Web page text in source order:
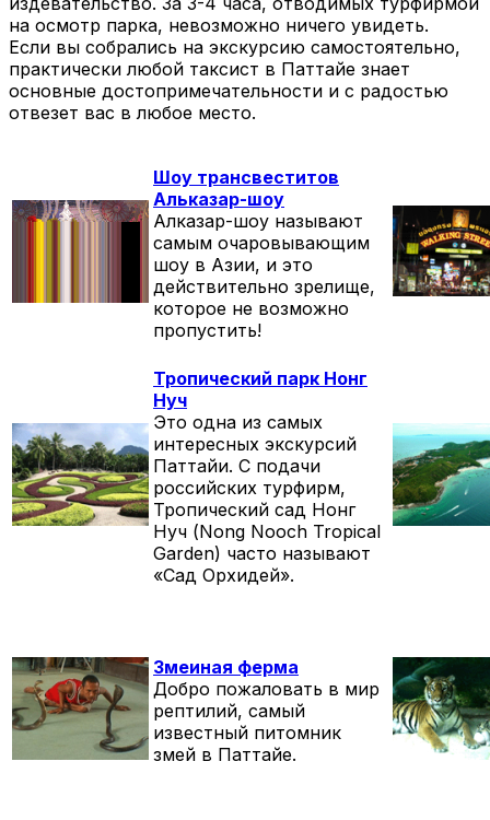
на осмотр парка, невозможно ничего увидеть.
Если вы собрались на экскурсию самостоятельно,
практически любой таксист в Паттайе знает
основные достопримечательности и с радостью
отвезет вас в любое место.
Шоу трансвеститов
Альказар-шоу
Aлказар-шоу называют
самым очаровывающим
шоу в Азии, и это
действительно зрелище,
которое не возможно
пропустить!
Тропический парк Нонг
Нуч
Это одна из самых
интересных экскурсий
Паттайи. С подачи
российских турфирм,
Тропический сад Нонг
Нуч (Nong Nooch Tropical
Garden) часто называют
«Сад Орхидей».
Змеиная ферма
Добро пожаловать в мир
рептилий, самый
известный питомник
змей в Паттайе.